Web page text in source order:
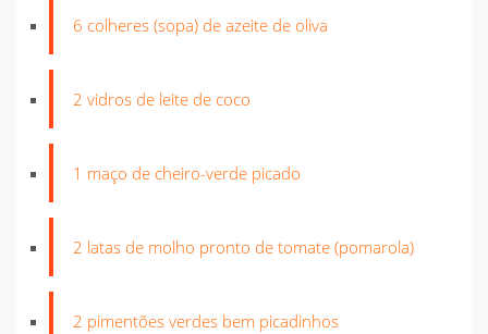
6 colheres (sopa) de azeite de oliva
2 vidros de leite de coco
1 maço de cheiro-verde picado
2 latas de molho pronto de tomate (pomarola)
2 pimentões verdes bem picadinhos